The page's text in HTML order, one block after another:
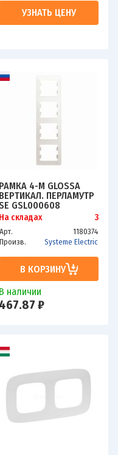
УЗНАТЬ ЦЕНУ
РАМКА 4-М GLOSSA
ВЕРТИКАЛ. ПЕРЛАМУТР
GSL000608
На складах 3
Арт.
1180374
Произв.
Systeme Electric
В КОРЗИНУ
В наличии
467.87 ₽